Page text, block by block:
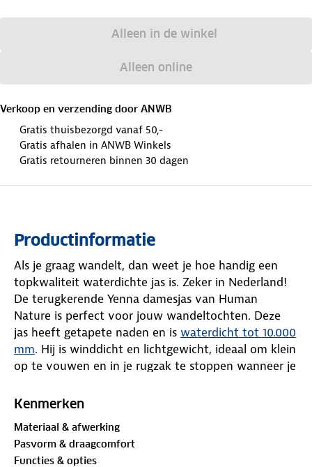
Alleen in de winkel
Alleen online
Verkoop en verzending door ANWB
Gratis thuisbezorgd vanaf 50,-
Gratis afhalen in ANWB Winkels
Gratis retourneren binnen 30 dagen
Productinformatie
Als je graag wandelt, dan weet je hoe handig een
topkwaliteit waterdichte jas is. Zeker in Nederland!
De terugkerende Yenna damesjas van Human
Nature is perfect voor jouw wandeltochten. Deze
jas heeft getapete naden en is waterdicht tot 10.000
mm. Hij is winddicht en lichtgewicht, ideaal om klein
op te vouwen en in je rugzak te stoppen wanneer je
hem geschikt maakt als extra laagje tegen regen en
wind. Als je het koud hebt, kun je de jas combineren
Kenmerken
Materiaal & afwerking
Pasvorm & draagcomfort
Functies & opties